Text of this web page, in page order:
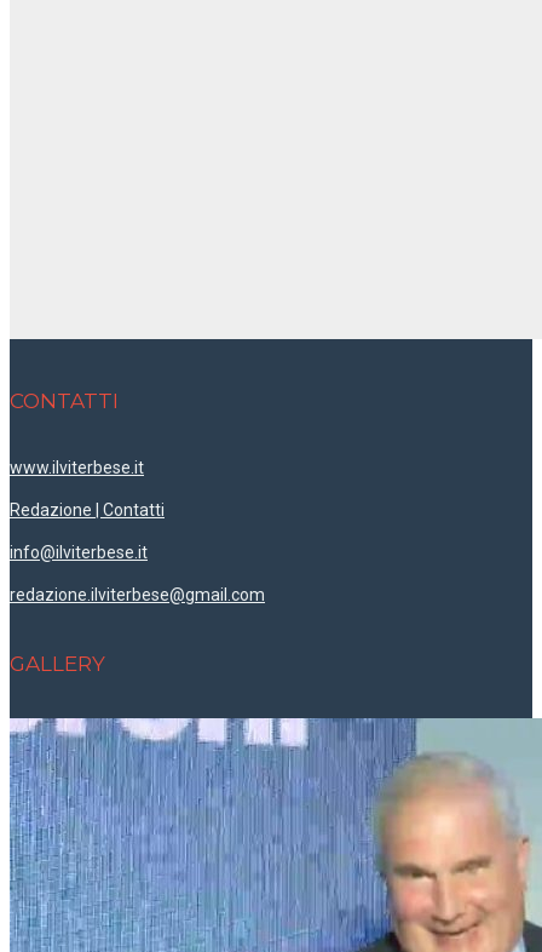
CONTATTI
www.ilviterbese.it
Redazione | Contatti
info@ilviterbese.it
redazione.ilviterbese@gmail.com
GALLERY